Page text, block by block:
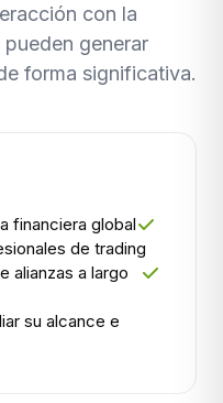
con la
generar
forma significativa.
financiera global
de trading
alianzas a largo
su alcance e